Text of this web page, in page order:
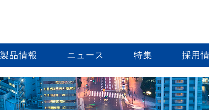
製品情報 ニュース 特集 採用